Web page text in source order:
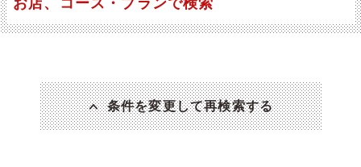
条件を変更して再検索する